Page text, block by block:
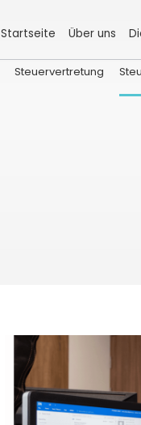
Startseite Über uns
Steuervertretung